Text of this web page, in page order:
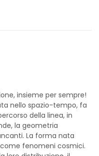
insieme per sempre!
nello spazio-tempo, fa
della linea, in
la geometria
La forma nata
fenomeni cosmici.